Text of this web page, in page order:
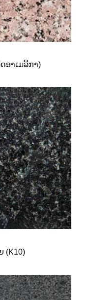
ອາເມລິກາ)
(K10)